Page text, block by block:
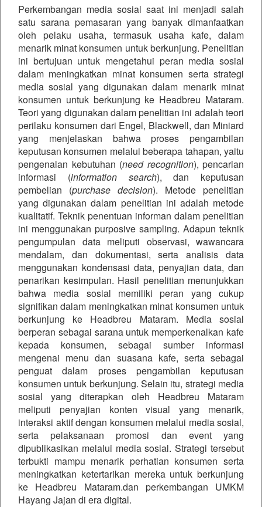
Perkembangan media sosial saat ini menjadi salah
satu sarana pemasaran yang banyak dimanfaatkan
oleh pelaku usaha, termasuk usaha kafe, dalam
menarik minat konsumen untuk berkunjung. Penelitian
ini bertujuan untuk mengetahui peran media sosial
dalam meningkatkan minat konsumen serta strategi
media sosial yang digunakan dalam menarik minat
konsumen untuk berkunjung ke Headbreu Mataram.
Teori yang digunakan dalam penelitian ini adalah teori
perilaku konsumen dari Engel, Blackwell, dan Miniard
yang menjelaskan bahwa proses pengambilan
keputusan konsumen melalui beberapa tahapan, yaitu
pengenalan kebutuhan (need recognition), pencarian
informasi (information search), dan keputusan
pembelian (purchase decision). Metode penelitian
yang digunakan dalam penelitian ini adalah metode
kualitatif. Teknik penentuan informan dalam penelitian
ini menggunakan purposive sampling. Adapun teknik
pengumpulan data meliputi observasi, wawancara
mendalam, dan dokumentasi, serta analisis data
menggunakan kondensasi data, penyajian data, dan
penarikan kesimpulan. Hasil penelitian menunjukkan
bahwa media sosial memiliki peran yang cukup
signifikan dalam meningkatkan minat konsumen untuk
berkunjung ke Headbreu Mataram. Media sosial
berperan sebagai sarana untuk memperkenalkan kafe
kepada konsumen, sebagai sumber informasi
mengenai menu dan suasana kafe, serta sebagai
penguat dalam proses pengambilan keputusan
konsumen untuk berkunjung. Selain itu, strategi media
sosial yang diterapkan oleh Headbreu Mataram
meliputi penyajian konten visual yang menarik,
interaksi aktif dengan konsumen melalui media sosial,
serta pelaksanaan promosi dan event yang
dipublikasikan melalui media sosial. Strategi tersebut
terbukti mampu menarik perhatian konsumen serta
meningkatkan ketertarikan mereka untuk berkunjung
ke Headbreu Mataram.dan perkembangan UMKM
Hayang Jajan di era digital.